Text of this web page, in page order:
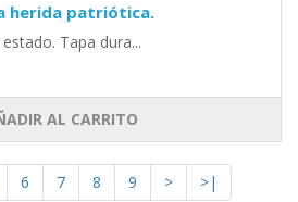
herida patriótica.
Tapa dura...
AL CARRITO
6 7 8 9 >
>|